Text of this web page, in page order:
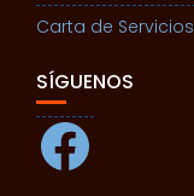
Carta de Servicios
SÍGUENOS
Facebook